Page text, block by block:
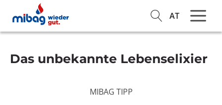
AT
Das unbekannte Lebenselixier
MIBAG TIPP